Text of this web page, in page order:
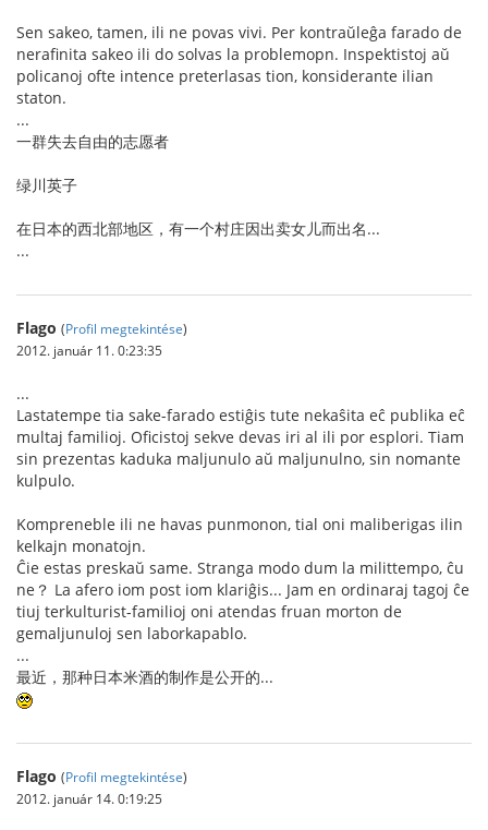
Sen sakeo, tamen, ili ne povas vivi. Per kontraŭleĝa farado de
nerafinita sakeo ili do solvas la problemopn. Inspektistoj aŭ
policanoj ofte intence preterlasas tion, konsiderante ilian
staton.
...
一群失去自由的志愿者
绿川英子
在日本的西北部地区，有一个村庄因出卖女儿而出名...
...
Flago (Profil megtekintése)
2012. január 11. 0:23:35
...
Lastatempe tia sake-farado estiĝis tute nekaŝita eĉ publika eĉ
multaj familioj. Oficistoj sekve devas iri al ili por esplori. Tiam
sin prezentas kaduka maljunulo aŭ maljunulno, sin nomante
kulpulo.
Kompreneble ili ne havas punmonon, tial oni maliberigas ilin
kelkajn monatojn.
Ĉie estas preskaŭ same. Stranga modo dum la milittempo, ĉu
ne？ La afero iom post iom klariĝis... Jam en ordinaraj tagoj ĉe
tiuj terkulturist-familioj oni atendas fruan morton de
gemaljunuloj sen laborkapablo.
...
最近，那种日本米酒的制作是公开的...
Flago (Profil megtekintése)
2012. január 14. 0:19:25